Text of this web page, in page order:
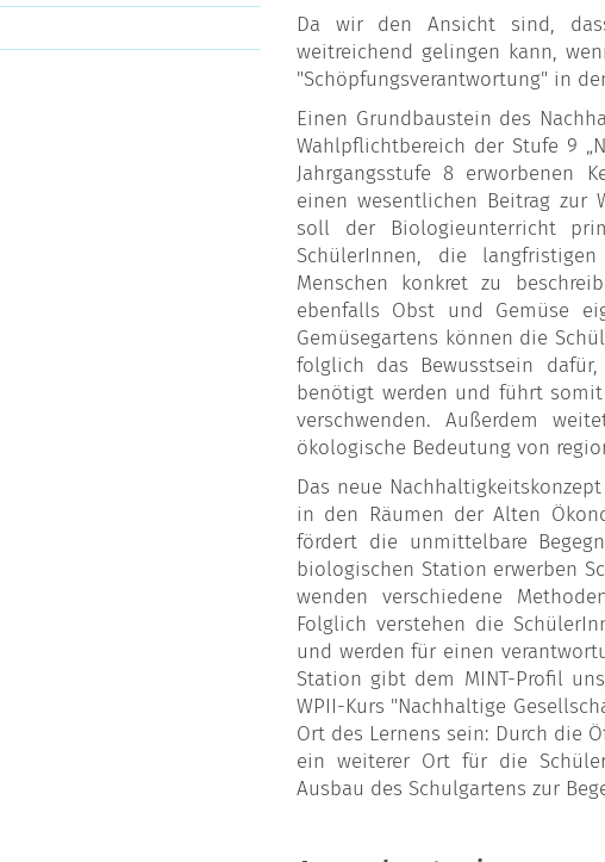
Da wir den Ansicht sind,
weitreichend gelingen kann,
"Schöpfungsverantwortung" in
Einen Grundbaustein des
Wahlpflichtbereich der Stufe 9
Jahrgangsstufe 8 erworbenen
einen wesentlichen Beitrag zur
soll der Biologieunterricht
SchülerInnen, die
Menschen konkret zu
ebenfalls Obst und Gemüse
Gemüsegartens können die
folglich das Bewusstsein
benötigt werden und führt
verschwenden. Außerdem
ökologische Bedeutung von
Das neue
in den Räumen der Alten
fördert die unmittelbare
biologischen Station erwerben
wenden verschiedene
Folglich verstehen die
und werden für einen
Station gibt dem MINT-Profil
WPII-Kurs "Nachhaltige
Ort des Lernens sein: Durch die
ein weiterer Ort für die
Ausbau des Schulgartens zur